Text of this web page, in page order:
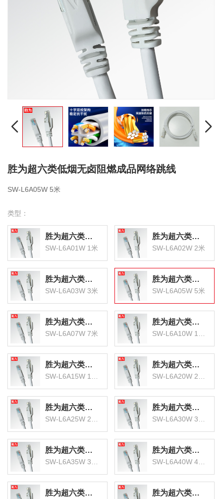
胜为超六类低烟无卤阻燃成品网络跳线
SW-L6A05W 5米
类型：
胜为超六类低烟无卤阻燃成品网络跳线
SW-L6A01W 1米
胜为超六类低烟无卤阻燃成品网络跳线
SW-L6A02W 2米
胜为超六类低烟无卤阻燃成品网络跳线
SW-L6A03W 3米
胜为超六类低烟无卤阻燃成品网络跳线
SW-L6A05W 5米
胜为超六类低烟无卤阻燃成品网络跳线
SW-L6A07W 7米
胜为超六类低烟无卤阻燃成品网络跳线
胜为超六类低烟无卤阻燃成品网络跳线 胜为超六类低烟无卤阻燃成品网络跳线
胜为超六类低烟无卤阻燃成品网络跳线 胜为超六类低烟无卤阻燃成品网络跳线
胜为超六类低烟无卤阻燃成品网络跳线 胜为超六类低烟无卤阻燃成品网络跳线
胜为超六类低烟无卤阻燃成品网络跳线 胜为超六类低烟无卤阻燃成品网络跳线